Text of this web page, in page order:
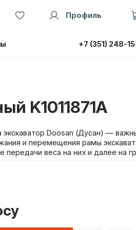
+7 (351) 248-
Профиль
K1011871A
экскаватор Doosan (Дусан) —
и перемещения рамы
передачи веса на них и далее на